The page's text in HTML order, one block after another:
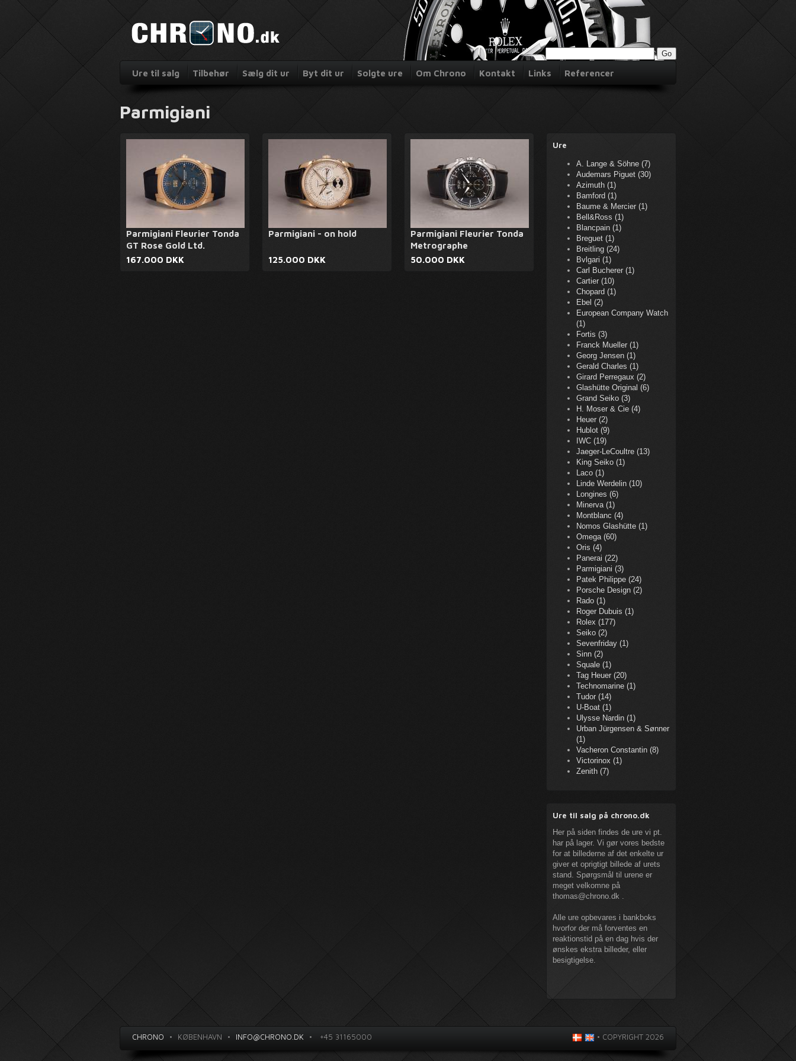
Ure til salg Tilbehør Sælg dit ur Byt dit ur Solgte ure Om Chrono Kontakt Links Referencer
Parmigiani
Parmigiani Fleurier Tonda
GT Rose Gold Ltd.
167.000 DKK
Parmigiani - on hold
125.000 DKK
Parmigiani Fleurier Tonda
Metrographe
50.000 DKK
Ure
A. Lange & Söhne (7)
Audemars Piguet (30)
Azimuth (1)
Bamford (1)
Baume & Mercier (1)
Bell&Ross (1)
Blancpain (1)
Breguet (1)
Breitling (24)
Bvlgari (1)
Carl Bucherer (1)
Cartier (10)
Chopard (1)
Ebel (2)
European Company Watch
(1)
Fortis (3)
Franck Mueller (1)
Georg Jensen (1)
Gerald Charles (1)
Girard Perregaux (2)
Glashütte Original (6)
Grand Seiko (3)
H. Moser & Cie (4)
Heuer (2)
Hublot (9)
IWC (19)
Jaeger-LeCoultre (13)
King Seiko (1)
Laco (1)
Linde Werdelin (10)
Longines (6)
Minerva (1)
Montblanc (4)
Nomos Glashütte (1)
Omega (60)
Oris (4)
Panerai (22)
Parmigiani (3)
Patek Philippe (24)
Porsche Design (2)
Rado (1)
Roger Dubuis (1)
Rolex (177)
Seiko (2)
Sevenfriday (1)
Sinn (2)
Squale (1)
Tag Heuer (20)
Technomarine (1)
Tudor (14)
U-Boat (1)
Ulysse Nardin (1)
Urban Jürgensen & Sønner
(1)
Vacheron Constantin (8)
Victorinox (1)
Zenith (7)
Ure til salg på chrono.dk
Her på siden findes de ure vi pt.
har på lager. Vi gør vores bedste
for at billederne af det enkelte ur
giver et oprigtigt billede af urets
stand. Spørgsmål til urene er
meget velkomne på
thomas@chrono.dk .
Alle ure opbevares i bankboks
hvorfor der må forventes en
reaktionstid på en dag hvis der
ønskes ekstra billeder, eller
besigtigelse.
CHRONO • KØBENHAVN • INFO@CHRONO.DK • +45 31165000 COPYRIGHT 2026
•